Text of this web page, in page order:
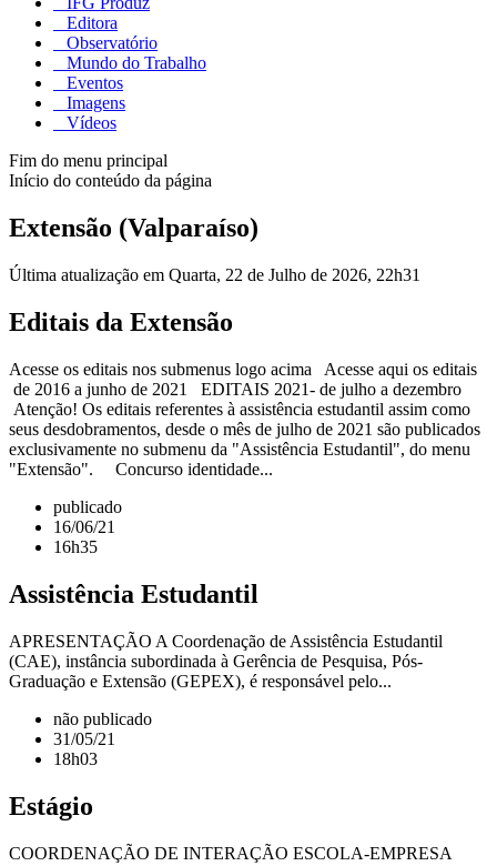
Editora
Observatório
Mundo do Trabalho
Eventos
Imagens
Vídeos
Fim do menu principal
Início do conteúdo da página
Extensão (Valparaíso)
Última atualização em Quarta, 22 de Julho de 2026, 22h31
Editais da Extensão
Acesse os editais nos submenus logo acima Acesse aqui os editais
de 2016 a junho de 2021 EDITAIS 2021- de julho a dezembro
Atenção! Os editais referentes à assistência estudantil assim como
seus desdobramentos, desde o mês de julho de 2021 são publicados
exclusivamente no submenu da "Assistência Estudantil", do menu
"Extensão". Concurso identidade...
publicado
16/06/21
16h35
Assistência Estudantil
APRESENTAÇÃO A Coordenação de Assistência Estudantil
(CAE), instância subordinada à Gerência de Pesquisa, Pós-
Graduação e Extensão (GEPEX), é responsável pelo...
não publicado
31/05/21
18h03
Estágio
COORDENAÇÃO DE INTERAÇÃO ESCOLA-EMPRESA